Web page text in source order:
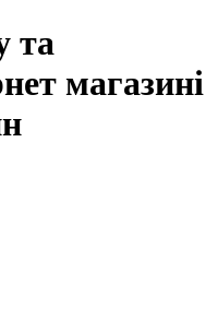
та
магазині